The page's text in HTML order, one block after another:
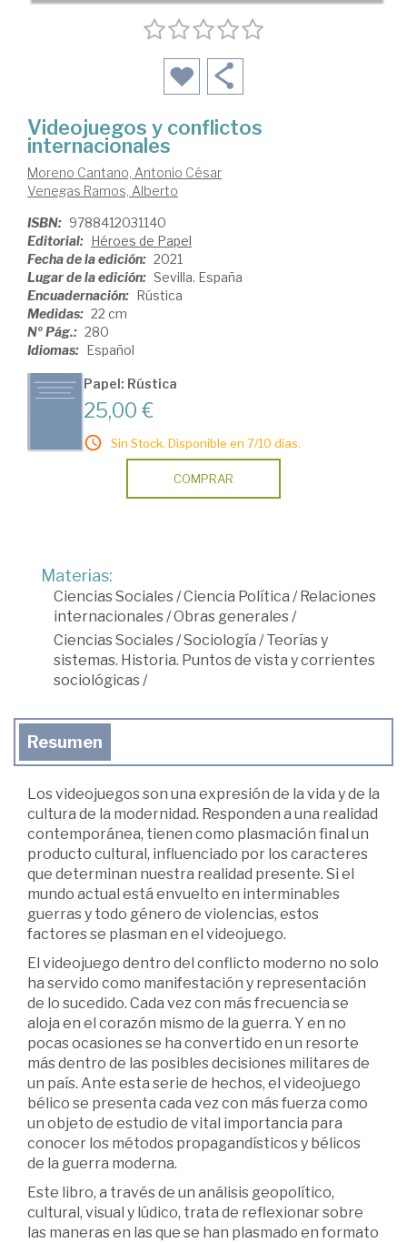
Videojuegos y conflictos
internacionales
Moreno Cantano, Antonio César
Venegas Ramos, Alberto
ISBN: 9788412031140
Editorial: Héroes de Papel
Fecha de la edición: 2021
Lugar de la edición: Sevilla. España
Encuadernación: Rústica
Medidas: 22 cm
Nº Pág.: 280
Idiomas: Español
Papel: Rústica
25,00 €
Sin Stock. Disponible en 7/10 días.
COMPRAR
Materias:
Ciencias Sociales/Ciencia Política /Relaciones
internacionales/Obras generales/
Ciencias Sociales/Sociología /Teorías y
sistemas. Historia. Puntos de vista y corrientes
sociológicas/
Resumen
Los videojuegos son una expresión de la vida y de la
cultura de la modernidad. Responden a una realidad
contemporánea, tienen como plasmación final un
producto cultural, influenciado por los caracteres
que determinan nuestra realidad presente. Si el
mundo actual está envuelto en interminables
guerras y todo género de violencias, estos
factores se plasman en el videojuego.
El videojuego dentro del conflicto moderno no solo
ha servido como manifestación y representación
de lo sucedido. Cada vez con más frecuencia se
aloja en el corazón mismo de la guerra. Y en no
pocas ocasiones se ha convertido en un resorte
más dentro de las posibles decisiones militares de
un país. Ante esta serie de hechos, el videojuego
bélico se presenta cada vez con más fuerza como
un objeto de estudio de vital importancia para
conocer los métodos propagandísticos y bélicos
de la guerra moderna.
Este libro, a través de un análisis geopolítico,
cultural, visual y lúdico, trata de reflexionar sobre
las maneras en las que se han plasmado en formato